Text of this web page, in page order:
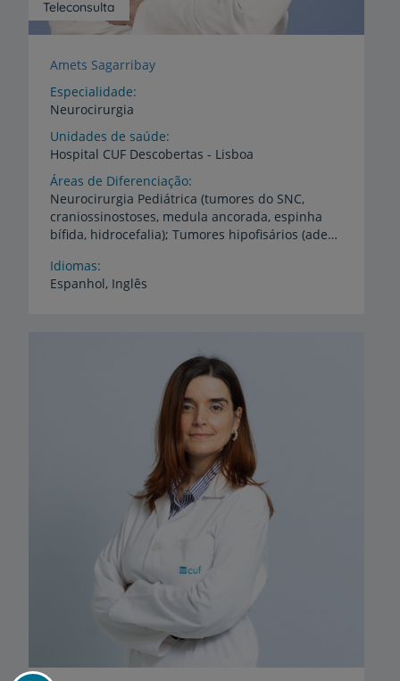
Teleconsulta
Amets Sagarribay
Especialidade
Neurocirurgia
Unidades de saúde
Hospital CUF Descobertas - Lisboa
Áreas de Diferenciação
Neurocirurgia Pediátrica (tumores do SNC,
craniossinostoses, medula ancorada, espinha
bífida, hidrocefalia); Tumores hipofisários (adenomas, craniofaringiomas); Cirurgia endoscópica da base do crânio (abordagem endoscópica aos tumores da base do crânio); Neuroendoscopia (abordagem endoscópica na hidrocefalia, quistos aracnoideus e outras lesões intraventriculares); Patologia degenerativa da coluna vertebral (hérnia discal, espondilolisteses, estenose do canal)
Idiomas
Espanhol, Inglês